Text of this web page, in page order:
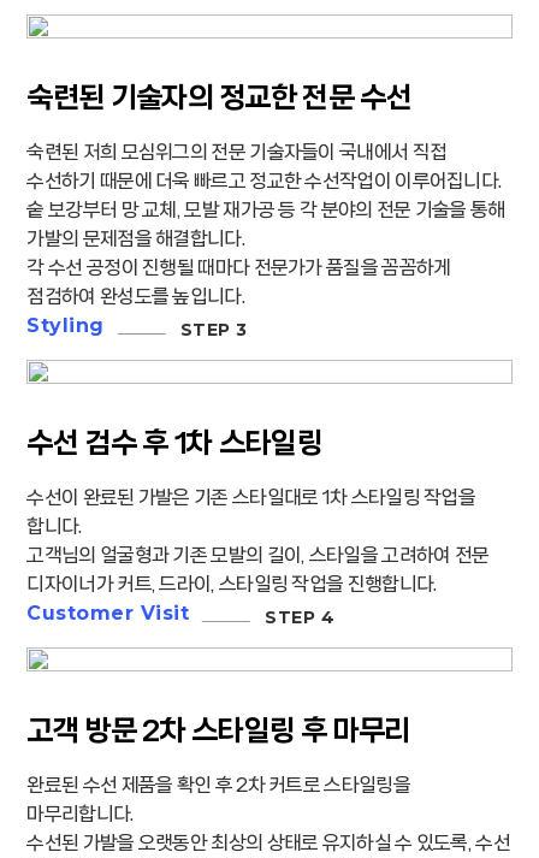
숙련된 기술자의 정교한 전문 수선
숙련된 저희 모심위그의 전문 기술자들이 국내에서 직접
수선하기 때문에 더욱 빠르고 정교한 수선작업이 이루어집니다.
숱 보강부터 망 교체, 모발 재가공 등 각 분야의 전문 기술을 통해
가발의 문제점을 해결합니다.
각 수선 공정이 진행될 때마다 전문가가 품질을 꼼꼼하게
점검하여 완성도를 높입니다.
Styling
수선 검수 후 1차 스타일링
수선이 완료된 가발은 기존 스타일대로 1차 스타일링 작업을
합니다.
고객님의 얼굴형과 기존 모발의 길이, 스타일을 고려하여 전문
디자이너가 커트, 드라이, 스타일링 작업을 진행합니다.
Customer Visit
고객 방문 2차 스타일링 후 마무리
완료된 수선 제품을 확인 후 2차 커트로 스타일링을
마무리합니다.
수선된 가발을 오랫동안 최상의 상태로 유지하실 수 있도록, 수선